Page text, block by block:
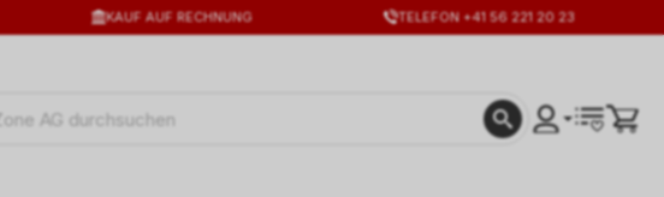
KAUF AUF RECHNUNG TELEFON +41 56 221 20 23